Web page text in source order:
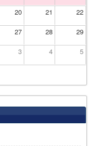
20 21 22
27 28 29
3 4 5